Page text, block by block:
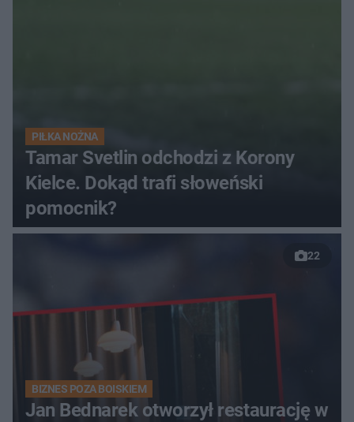
PIŁKA NOŻNA
Tamar Svetlin odchodzi z Korony
Kielce. Dokąd trafi słoweński
pomocnik?
22
BIZNES POZA BOISKIEM
Jan Bednarek otworzył restaurację w